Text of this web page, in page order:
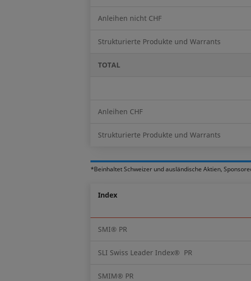
Anleihen nicht CHF
Strukturierte Produkte und Warrants
TOTAL
Anleihen CHF
Strukturierte Produkte und Warrants
*Beinhaltet Schweizer und ausländische Aktien,
Index
SMI® PR
SLI Swiss Leader Index® PR
SMIM® PR